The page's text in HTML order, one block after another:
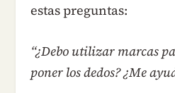
estas preguntas:
“¿Debo utilizar marcas
poner los dedos? ¿Me